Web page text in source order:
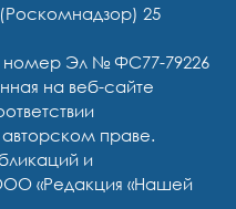
25
номер Эл № ФС77-79226
на веб-сайте
праве.
и
«Редакция «Нашей